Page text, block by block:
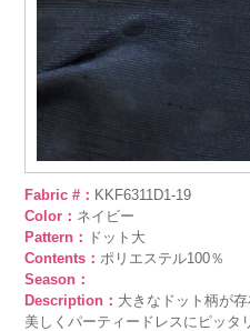
Fabric #： KKF6311D1-19
Color： ネイビー
Pattern： ドット大
Contents：ポリエステル100％
Season：
Description： 大きなドット柄が
美しくパーティードレスにピッタ